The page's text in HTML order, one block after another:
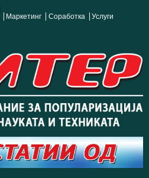
Маркетинг Соработка
Услуги